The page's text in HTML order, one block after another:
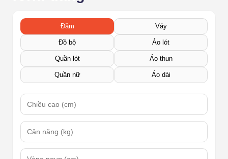
Đầm Váy
Đồ bộ Áo lót
Quần lót Áo thun
Quần nữ Áo dài